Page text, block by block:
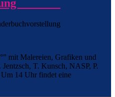
mit Malereien, Grafiken und
T. Kunsch, NASP, P.
14 Uhr findet eine